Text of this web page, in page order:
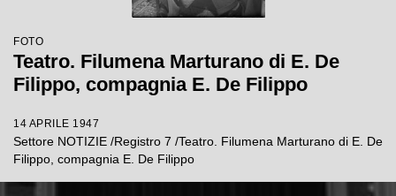
FOTO
Teatro. Filumena Marturano di E. De
Filippo, compagnia E. De Filippo
14 APRILE 1947
Settore NOTIZIE /Registro 7 /Teatro. Filumena Marturano di E. De
Filippo, compagnia E. De Filippo